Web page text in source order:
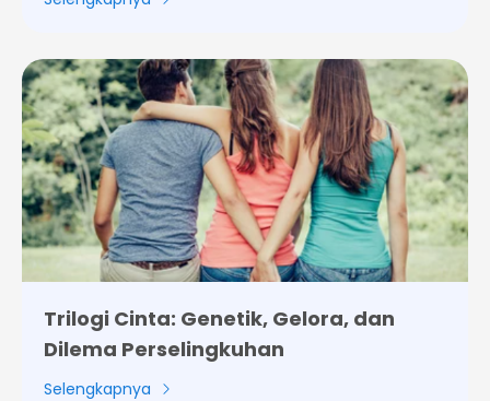
Trilogi Cinta: Genetik, Gelora, dan
Dilema Perselingkuhan
Selengkapnya